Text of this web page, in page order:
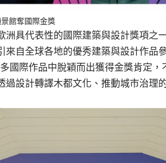
景館奪國際金獎
洲具代表性的國際建築與設計獎項之
來自全球各地的優秀建築與設計作品
國際作品中脫穎而出獲得金獎肯定
設計轉譯木都文化、推動城市治理